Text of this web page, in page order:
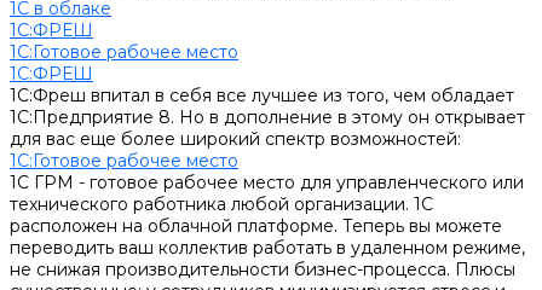
1С в облаке
1С:ФРЕШ
1C:Готовое рабочее место
1С:ФРЕШ
1С:Фреш впитал в себя все лучшее из того, чем обладает
1С:Предприятие 8. Но в дополнение в этому он открывает
для вас еще более широкий спектр возможностей:
1C:Готовое рабочее место
1С ГРМ - готовое рабочее место для управленческого или
технического работника любой организации. 1С
расположен на облачной платформе. Теперь вы можете
переводить ваш коллектив работать в удаленном режиме,
не снижая производительности бизнес-процесса. Плюсы